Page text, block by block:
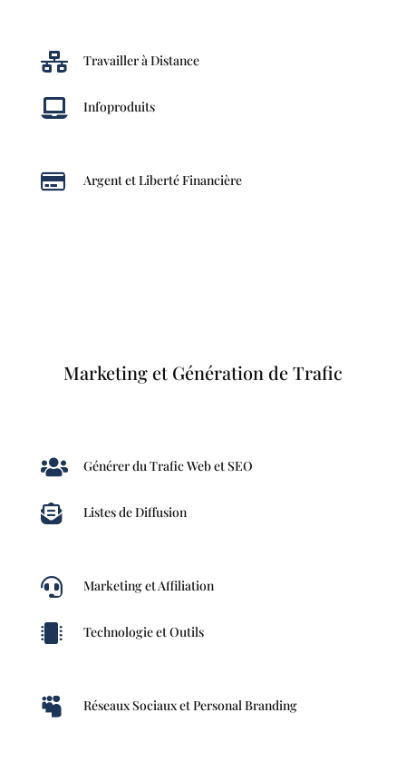
 Travailler à Distance
 Infoproduits
 Argent et Liberté Financière
Marketing et Génération de Trafic
 Générer du Trafic Web et SEO
 Listes de Diffusion
 Marketing et Affiliation
 Technologie et Outils
 Réseaux Sociaux et Personal Branding